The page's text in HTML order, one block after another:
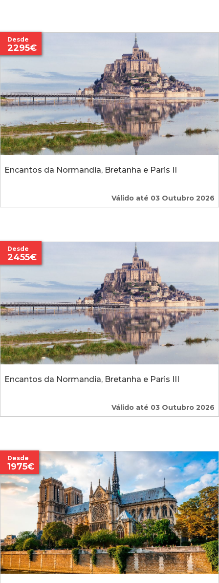
Encantos da Normandia, Bretanha e Paris II
Desde
2295€
Válido até 03 Outubro 2026
Encantos da Normandia, Bretanha e Paris III
Desde
2455€
Válido até 03 Outubro 2026
Desde
1975€